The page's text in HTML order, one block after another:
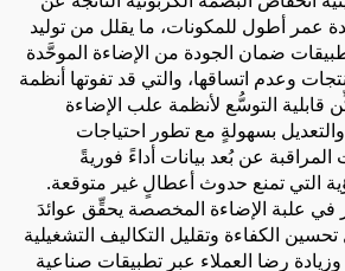
عمر أطول للمكونات، ما يقلل من توليد
ضمان الجودة من الإضاءة الموحَّدة
وعدم اتساقها، والتي قد تفوتها أنظمة
قابلية التوسُّع لأنظمة علب الإضاءة
بسهولةٍ مع تطور احتياجات
المراقبة عن بُعد بيانات أداءً فوريةً
التي تمنع حدوث أعطالٍ غير متوقعة.
في علبة الإضاءة المخصصة يحقِّق عوائدَ
الكفاءة وتقليل التكاليف التشغيلية
رضا العملاء عبر تطبيقات صناعية